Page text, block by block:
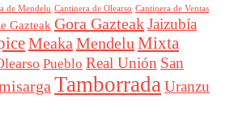
de Mendelu Cantinera de Olearso Cantinera de Ventas
Gazteak Gora GazteakJaizubía
Meaka Mendelu Mixta
Pueblo Real Unión San
TamborradaUranzu